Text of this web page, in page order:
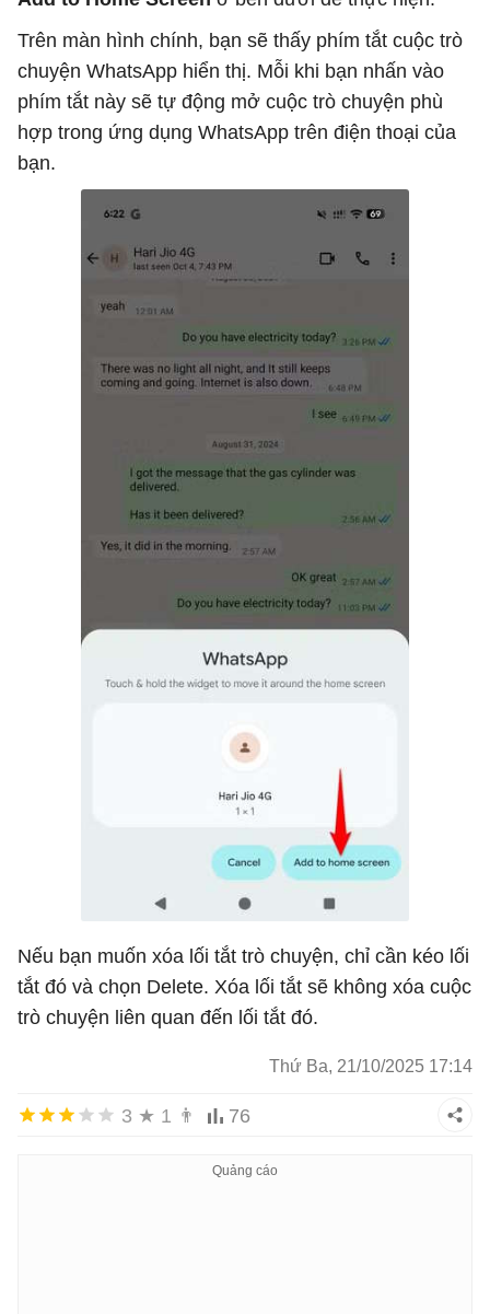
Trên màn hình chính, bạn sẽ thấy phím tắt cuộc trò
chuyện WhatsApp hiển thị. Mỗi khi bạn nhấn vào
phím tắt này sẽ tự động mở cuộc trò chuyện phù
hợp trong ứng dụng WhatsApp trên điện thoại của
bạn.
Nếu bạn muốn xóa lối tắt trò chuyện, chỉ cần kéo lối
tắt đó và chọn Delete. Xóa lối tắt sẽ không xóa cuộc
trò chuyện liên quan đến lối tắt đó.
Thứ Ba, 21/10/2025 17:14
3 ★ 1 👨 76